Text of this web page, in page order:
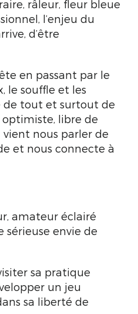
râleur, fleur bleue
l’enjeu du
d’être
en passant par le
le souffle et les
de tout et surtout de
libre de
vient nous parler de
et nous connecte à
amateur éclairé
sérieuse envie de
sa pratique
un jeu
sa liberté de